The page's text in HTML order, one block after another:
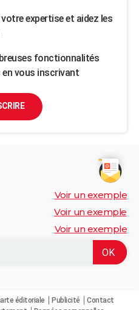
expertise et aidez les
fonctionnalités
vous inscrivant
Voir un exemple
Voir un exemple
Voir un exemple
éditoriale Publicité
Contact